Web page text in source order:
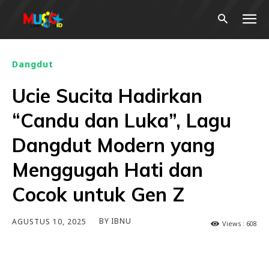
Dangdut
Ucie Sucita Hadirkan
“Candu dan Luka”, Lagu
Dangdut Modern yang
Menggugah Hati dan
Cocok untuk Gen Z
AGUSTUS 10, 2025 BY IBNU Views : 608